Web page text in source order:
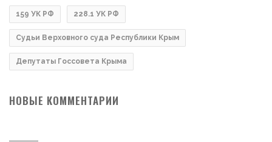
159 УК РФ 228.1 УК РФ
Судьи Верховного суда Республики Крым
Депутаты Госсовета Крыма
НОВЫЕ КОММЕНТАРИИ